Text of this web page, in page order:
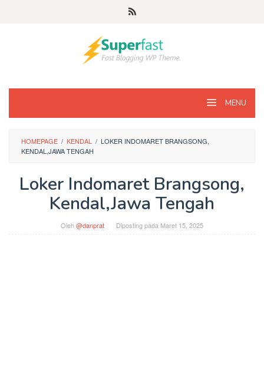
MENU
HOMEPAGE / KENDAL / LOKER INDOMARET BRANGSONG,
KENDAL,JAWA TENGAH
Loker Indomaret Brangsong,
Kendal,Jawa Tengah
Oleh@danprat Diposting pada Maret 15, 2025